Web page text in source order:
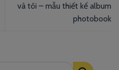
và tôi – mẫu thiết kế album
photobook